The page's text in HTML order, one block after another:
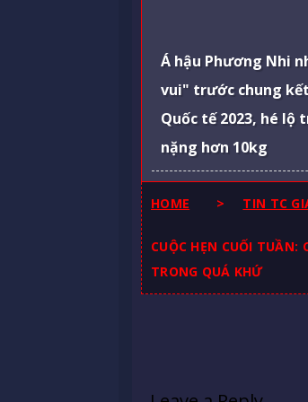
Á hậu Phương Nhi
vui" trước chung
Quốc tế 2023, hé lộ
nặng hơn 10kg
HOME > TIN TC
CUỘC HẸN CUỐI TUẦN:
TRONG QUÁ KHỨ